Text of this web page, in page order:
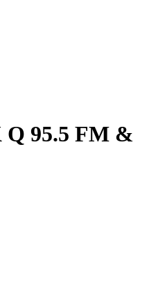
95.5 FM &